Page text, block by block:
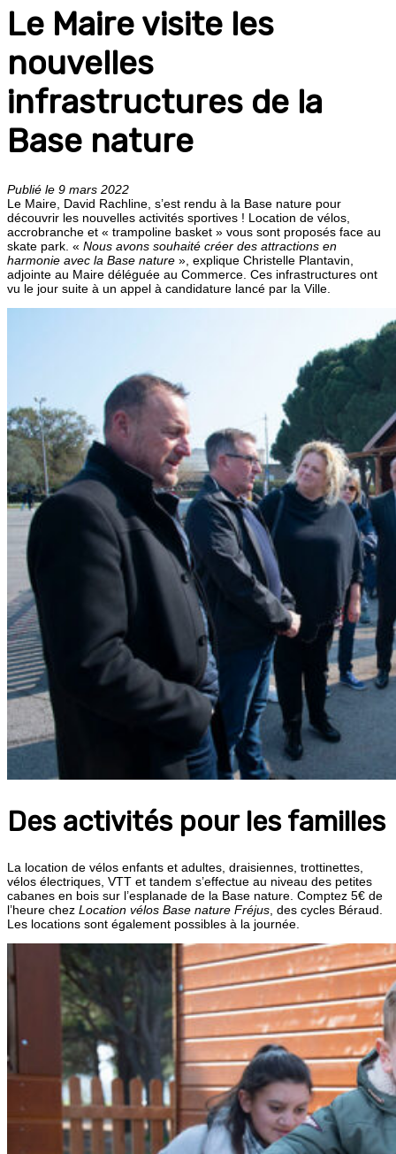
Le Maire visite les
nouvelles
infrastructures de la
Base nature
Publié le 9 mars 2022
Le Maire, David Rachline, s’est rendu à la Base nature pour
découvrir les nouvelles activités sportives ! Location de vélos,
accrobranche et « trampoline basket » vous sont proposés face au
skate park. « Nous avons souhaité créer des attractions en
harmonie avec la Base nature », explique Christelle Plantavin,
adjointe au Maire déléguée au Commerce. Ces infrastructures ont
vu le jour suite à un appel à candidature lancé par la Ville.
Des activités pour les familles
La location de vélos enfants et adultes, draisiennes, trottinettes,
vélos électriques, VTT et tandem s’effectue au niveau des petites
cabanes en bois sur l’esplanade de la Base nature. Comptez 5€ de
l’heure chez Location vélos Base nature Fréjus, des cycles Béraud.
Les locations sont également possibles à la journée.